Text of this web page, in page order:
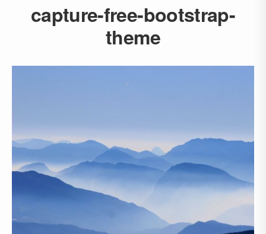
capture-free-bootstrap-
theme